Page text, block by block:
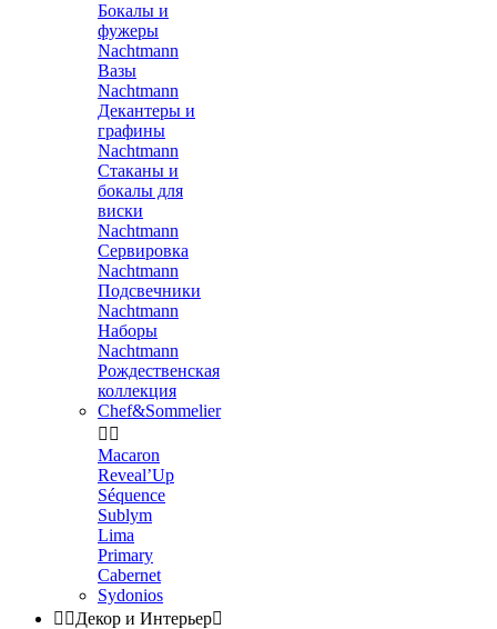
Бокалы и
фужеры
Nachtmann
Вазы
Nachtmann
Декантеры и
графины
Nachtmann
Стаканы и
бокалы для
виски
Nachtmann
Сервировка
Nachtmann
Подсвечники
Nachtmann
Наборы
Nachtmann
Рождественская
коллекция
Chef&Sommelier
 
Macaron
Reveal’Up
Séquence
Sublym
Lima
Primary
Cabernet
Sydonios
 Декор и Интерьер